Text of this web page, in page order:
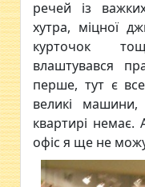
речей із
хутра, міцної
курточок
влаштувався
перше, тут є
великі
квартирі немає.
офіс я ще не